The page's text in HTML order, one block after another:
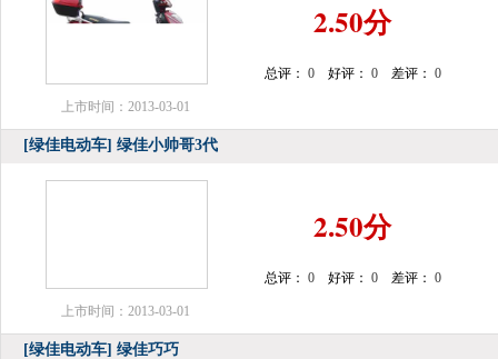
上市时间：2013-03-01
2.50分
总评： 0 好评： 0 差评： 0
[绿佳电动车] 绿佳小帅哥3代
上市时间：2013-03-01
2.50分
总评： 0 好评： 0 差评： 0
[绿佳电动车] 绿佳巧巧